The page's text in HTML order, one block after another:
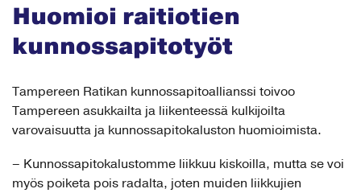
Huomioi raitiotien
kunnossapitotyöt
Tampereen Ratikan kunnossapitoallianssi toivoo
Tampereen asukkailta ja liikenteessä kulkijoilta
varovaisuutta ja kunnossapitokaluston huomioimista.
– Kunnossapitokalustomme liikkuu kiskoilla, mutta se voi
myös poiketa pois radalta, joten muiden liikkujien